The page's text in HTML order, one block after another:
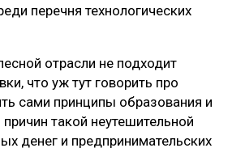
перечня технологических
отрасли не подходит
что уж тут говорить про
сами принципы образования и
такой неутешительной
денег и предпринимательских